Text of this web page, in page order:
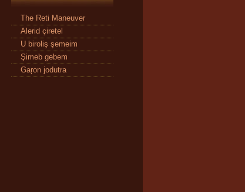
The Reti Maneuver
Alerid çiretel
U biroliş şemeim
Şimeb gebem
Gaŗon jodutra